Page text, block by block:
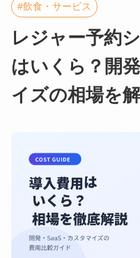
飲食・サービス
レジャー予約
はいくら？開
イズの相場を